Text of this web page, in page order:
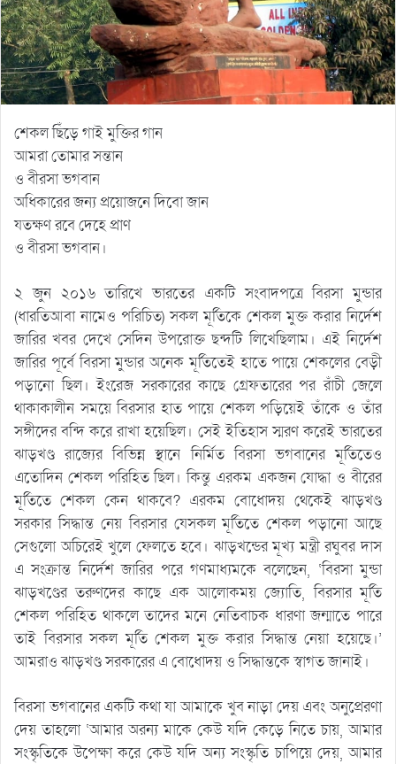
শেকল ছিঁড়ে গাই মুক্তির গান
আমরা তোমার সন্তান
ও বীরসা ভগবান
অধিকারের জন্য প্রয়োজনে দিবো জান
যতক্ষণ রবে দেহে প্রাণ
ও বীরসা ভগবান।
২ জুন ২০১৬ তারিখে ভারতের একটি সংবাদপত্রে বিরসা মুন্ডার
(ধারতিআবা নামেও পরিচিত) সকল মূর্তিকে শেকল মুক্ত করার নির্দেশ
জারির খবর দেখে সেদিন উপরোক্ত ছন্দটি লিখেছিলাম। এই নির্দেশ
জারির পূর্বে বিরসা মুন্ডার অনেক মূর্তিতেই হাতে পায়ে শেকলের বেড়ী
পড়ানো ছিল। ইংরেজ সরকারের কাছে গ্রেফতারের পর রাঁচী জেলে
থাকাকালীন সময়ে বিরসার হাত পায়ে শেকল পড়িয়েই তাঁকে ও তাঁর
সঙ্গীদের বন্দি করে রাখা হয়েছিল। সেই ইতিহাস স্মরণ করেই ভারতের
ঝাড়খণ্ড রাজ্যের বিভিন্ন স্থানে নির্মিত বিরসা ভগবানের মূর্তিতেও
এতোদিন শেকল পরিহিত ছিল। কিন্তু এরকম একজন যোদ্ধা ও বীরের
মূর্তিতে শেকল কেন থাকবে? এরকম বোধোদয় থেকেই ঝাড়খণ্ড
সরকার সিদ্ধান্ত নেয় বিরসার যেসকল মূর্তিতে শেকল পড়ানো আছে
সেগুলো অচিরেই খুলে ফেলতে হবে। ঝাড়খন্ডের মূখ্য মন্ত্রী রঘুবর দাস
এ সংক্রান্ত নির্দেশ জারির পরে গণমাধ্যমকে বলেছেন, ‘বিরসা মুন্ডা
ঝাড়খণ্ডের তরুণদের কাছে এক আলোকময় জ্যোতি, বিরসার মূর্তি
শেকল পরিহিত থাকলে তাদের মনে নেতিবাচক ধারণা জন্মাতে পারে
তাই বিরসার সকল মূর্তি শেকল মুক্ত করার সিদ্ধান্ত নেয়া হয়েছে।’
আমরাও ঝাড়খণ্ড সরকারের এ বোধোদয় ও সিদ্ধান্তকে স্বাগত জানাই।
বিরসা ভগবানের একটি কথা যা আমাকে খুব নাড়া দেয় এবং অনুপ্রেরণা
দেয় তাহলো ‘আমার অরন্য মাকে কেউ যদি কেড়ে নিতে চায়, আমার
সংস্কৃতিকে উপেক্ষা করে কেউ যদি অন্য সংস্কৃতি চাপিয়ে দেয়, আমার